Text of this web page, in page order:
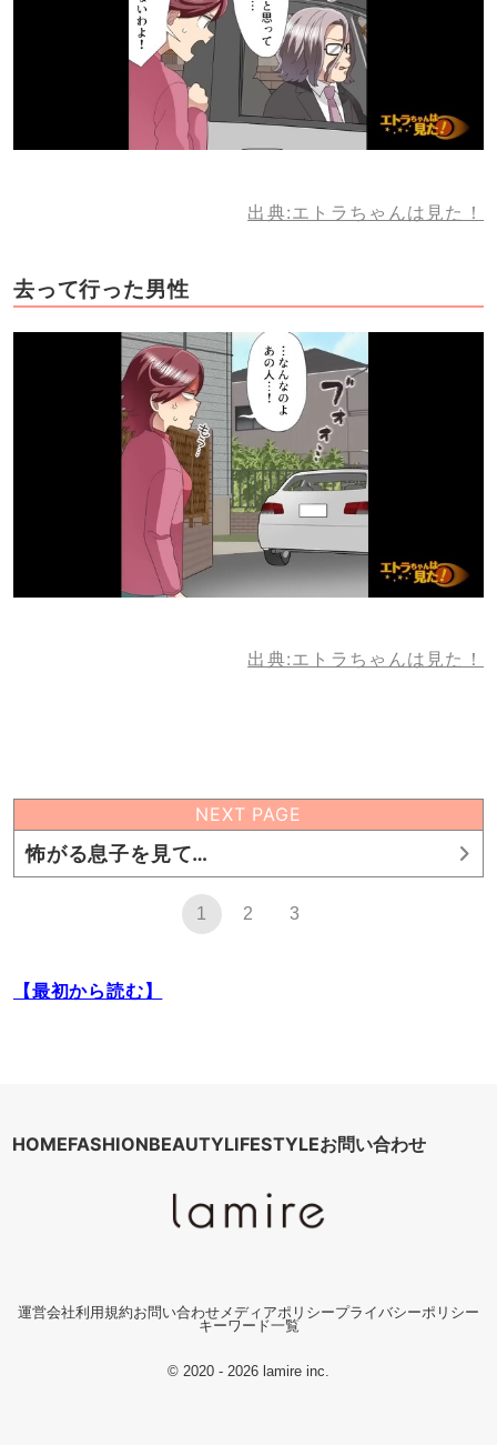
出典:エトラちゃんは見た！
去って行った男性
出典:エトラちゃんは見た！
NEXT PAGE
怖がる息子を見て…
1 2 3
【最初から読む】
HOMEFASHIONBEAUTYLIFESTYLEお問い合わせ
運営会社利用規約お問い合わせ メディアポリシープライバシーポリシー
キーワード一覧
© 2020 - 2026 lamire inc.